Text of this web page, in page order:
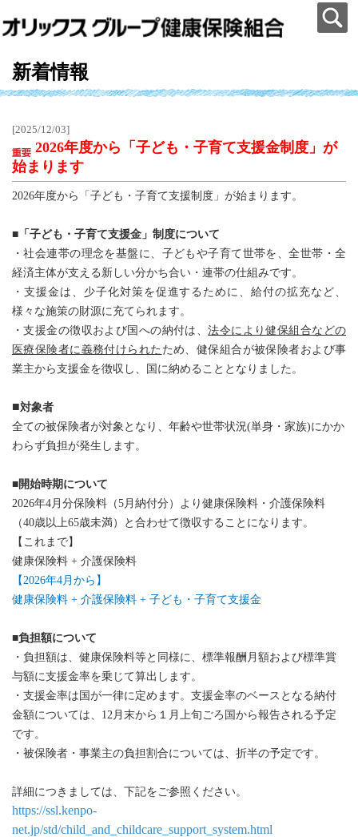
新着情報
[2025/12/03]
2026年度から「子ども・子育て支援金制度」が
始まります
2026年度から「子ども・子育て支援制度」が始まります。
■「子ども・子育て支援金」制度について
・社会連帯の理念を基盤に、子どもや子育て世帯を、全世帯・全
経済主体が支える新しい分かち合い・連帯の仕組みです。
・支援金は、少子化対策を促進するために、給付の拡充など、
様々な施策の財源に充てられます。
・支援金の徴収および国への納付は、法令により健保組合などの
医療保険者に義務付けられた ため、 健保組合が被保険者および事
業主から支援金を徴収し、国に納めることとなりました。
■対象者
全ての被保険者が対象となり、年齢や世帯状況(単身・家族)にかか
わらず負担が発生します。
■開始時期について
2026年4月分保険料（5月納付分）より健康保険料・介護保険料
（40歳以上65歳未満）と合わせて徴収することになります。
【これまで】
健康保険料 + 介護保険料
【2026年4月から】
健康保険料 + 介護保険料 + 子ども・子育て支援金
■負担額について
・負担額は、健康保険料等と同様に、標準報酬月額および標準賞
与額に支援金率を乗じて算出します。
・支援金率は国が一律に定めます。 支援金率のベースとなる納付
金額については、12月末から１月上旬ごろ国から報告される予定
です。
・被保険者・事業主の負担割合については、折半の予定です。
詳細につきましては、下記をご参照ください。
https://ssl.kenpo-
net.jp/std/child_and_childcare_support_system.html